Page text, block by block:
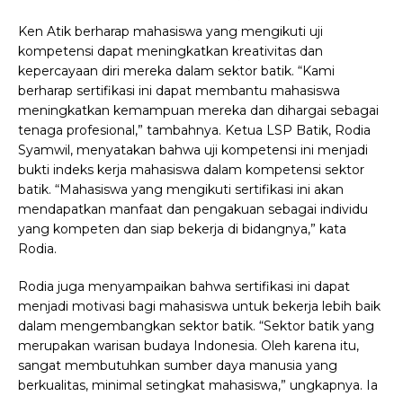
Ken Atik berharap mahasiswa yang mengikuti uji
kompetensi dapat meningkatkan kreativitas dan
kepercayaan diri mereka dalam sektor batik. “Kami
berharap sertifikasi ini dapat membantu mahasiswa
meningkatkan kemampuan mereka dan dihargai sebagai
tenaga profesional,” tambahnya. Ketua LSP Batik, Rodia
Syamwil, menyatakan bahwa uji kompetensi ini menjadi
bukti indeks kerja mahasiswa dalam kompetensi sektor
batik. “Mahasiswa yang mengikuti sertifikasi ini akan
mendapatkan manfaat dan pengakuan sebagai individu
yang kompeten dan siap bekerja di bidangnya,” kata
Rodia.
Rodia juga menyampaikan bahwa sertifikasi ini dapat
menjadi motivasi bagi mahasiswa untuk bekerja lebih baik
dalam mengembangkan sektor batik. “Sektor batik yang
merupakan warisan budaya Indonesia. Oleh karena itu,
sangat membutuhkan sumber daya manusia yang
berkualitas, minimal setingkat mahasiswa,” ungkapnya.
Ia